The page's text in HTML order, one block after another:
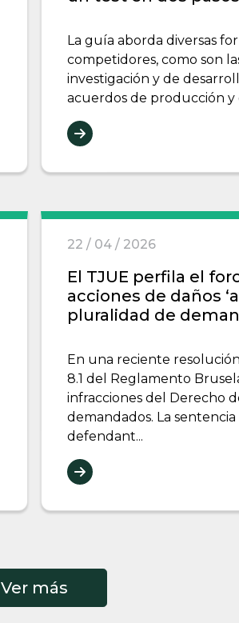
La guía aborda diversas
competidores, como son
investigación y de
acuerdos de producción
22 / 04 / 2026
El TJUE perfila el
acciones de daños
pluralidad de
En una reciente
8.1 del Reglamento
infracciones del Derecho
demandados. La
defendant...
Ver más